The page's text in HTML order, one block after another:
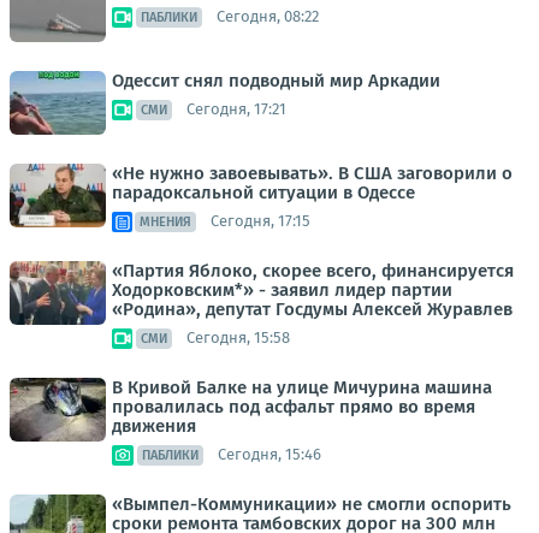
ПАБЛИКИ Сегодня, 08:22
Одессит снял подводный мир Аркадии
СМИ Сегодня, 17:21
«Не нужно завоевывать». В США заговорили о
парадоксальной ситуации в Одессе
МНЕНИЯ Сегодня, 17:15
«Партия Яблоко, скорее всего, финансируется
Ходорковским*» - заявил лидер партии
«Родина», депутат Госдумы Алексей Журавлев
СМИ Сегодня, 15:58
В Кривой Балке на улице Мичурина машина
провалилась под асфальт прямо во время
движения
ПАБЛИКИ Сегодня, 15:46
«Вымпел-Коммуникации» не смогли оспорить
сроки ремонта тамбовских дорог на 300 млн